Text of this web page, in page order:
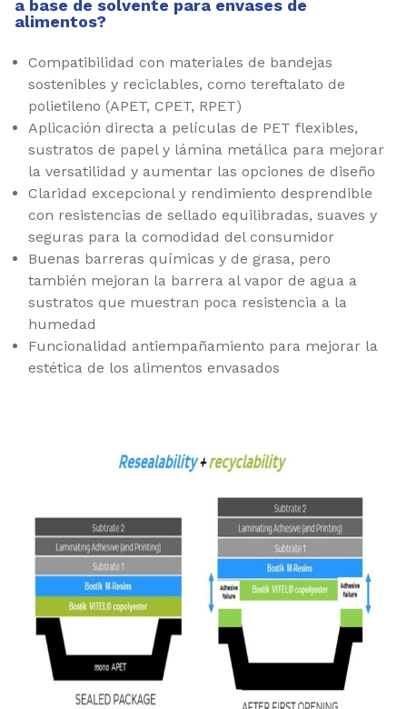
a base de solvente para envases de
alimentos?
Compatibilidad con materiales de bandejas
sostenibles y reciclables, como tereftalato de
polietileno (APET, CPET, RPET)
Aplicación directa a películas de PET flexibles,
sustratos de papel y lámina metálica para mejorar
la versatilidad y aumentar las opciones de diseño
Claridad excepcional y rendimiento desprendible
con resistencias de sellado equilibradas, suaves y
seguras para la comodidad del consumidor
Buenas barreras químicas y de grasa, pero
también mejoran la barrera al vapor de agua a
sustratos que muestran poca resistencia a la
humedad
Funcionalidad antiempañamiento para mejorar la
estética de los alimentos envasados